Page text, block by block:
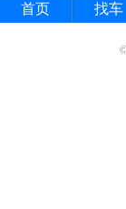
首页
找车